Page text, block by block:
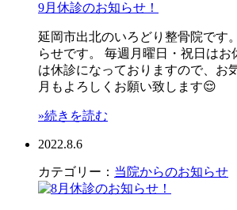
9月休診のお知らせ！
延岡市出北のいろどり整骨院です
らせです。 毎週月曜日・祝日はお
は休診になっておりますので、お
月もよろしくお願い致します😌
»続きを読む
2022.8.6
カテゴリー： 当院からのお知らせ